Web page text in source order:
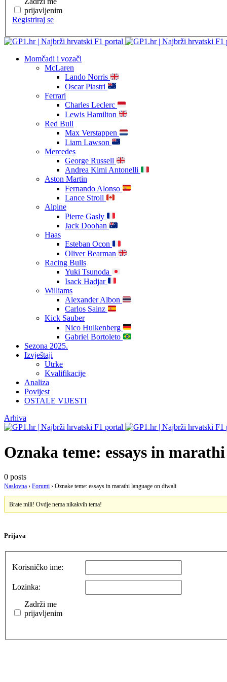
prijavljenim
Registriraj se
Momčadi i vozači
McLaren
Lando Norris
Oscar Piastri
Ferrari
Charles Leclerc
Lewis Hamilton
Red Bull
Max Verstappen
Liam Lawson
Mercedes
George Russell
Andrea Kimi Antonelli
Aston Martin
Fernando Alonso
Lance Stroll
Alpine
Pierre Gasly
Jack Doohan
Haas
Esteban Ocon
Oliver Bearman
Racing Bulls
Yuki Tsunoda
Isack Hadjar
Williams
Alexander Albon
Carlos Sainz
Kick Sauber
Nico Hulkenberg
Gabriel Bortoleto
Sezona 2025.
Izvještaji
Utrke
Kvalifikacije
Analiza
Povijest
OSTALE VIJESTI
Arhiva
Oznaka teme: essays in
0 posts
Naslovna › Forumi › Oznake teme: essays in marathi language on diwali
Brate mili! Ovdje nema nikakvih tema!
Prijava
Korisničko ime:
Lozinka:
Zadrži me
prijavljenim